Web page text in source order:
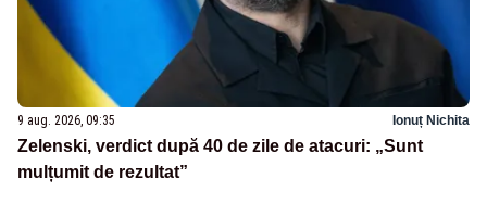
9 aug. 2026, 09:35 Ionuț Nichita
Zelenski, verdict după 40 de zile de atacuri: „Sunt
mulțumit de rezultat”